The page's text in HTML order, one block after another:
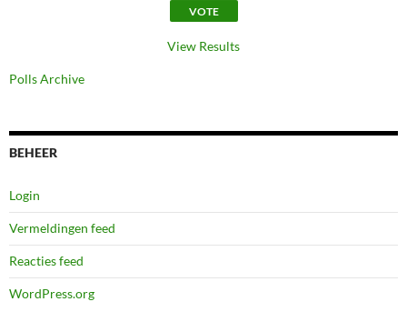
View Results
Polls Archive
BEHEER
Login
Vermeldingen feed
Reacties feed
WordPress.org